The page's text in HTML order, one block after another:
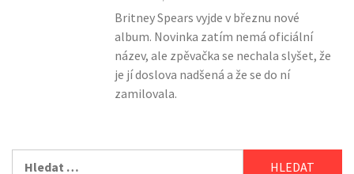
Britney Spears vyjde v březnu nové
album. Novinka zatím nemá oficiální
název, ale zpěvačka se nechala slyšet, že
je jí doslova nadšená a že se do ní
zamilovala.